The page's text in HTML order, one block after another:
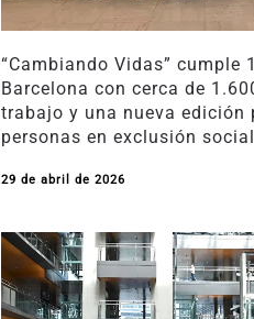
“Cambiando Vidas” cumple
Barcelona con cerca de
trabajo y una nueva edición
personas en exclusión social
29 de abril de 2026